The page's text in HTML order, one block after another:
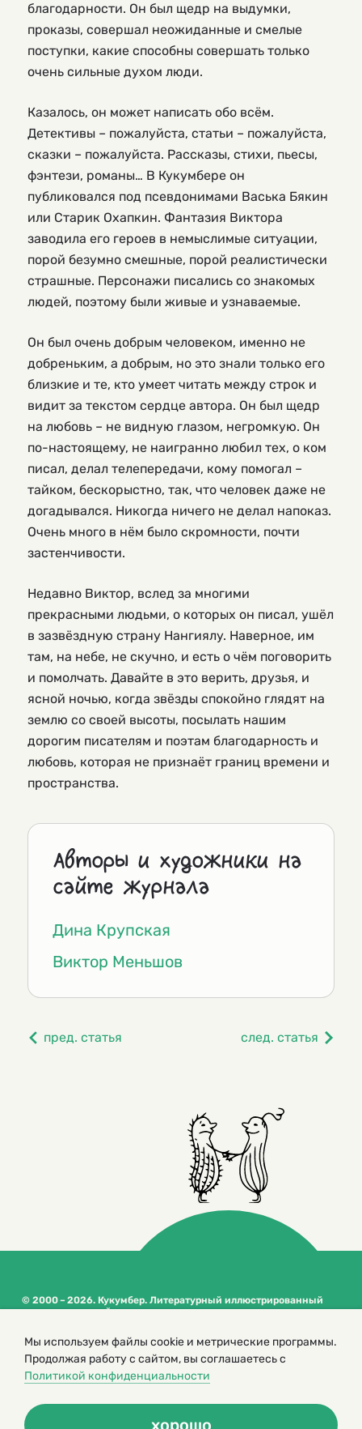
благодарности. Он был щедр на выдумки,
проказы, совершал неожиданные и смелые
поступки, какие способны совершать только
очень сильные духом люди.
Казалось, он может написать обо всём.
Детективы – пожалуйста, статьи – пожалуйста,
сказки – пожалуйста. Рассказы, стихи, пьесы,
фэнтези, романы… В Кукумбере он
публиковался под псевдонимами Васька Бякин
или Старик Охапкин. Фантазия Виктора
заводила его героев в немыслимые ситуации,
порой безумно смешные, порой реалистически
страшные. Персонажи писались со знакомых
людей, поэтому были живые и узнаваемые.
Он был очень добрым человеком, именно не
добреньким, а добрым, но это знали только его
близкие и те, кто умеет читать между строк и
видит за текстом сердце автора. Он был щедр
на любовь – не видную глазом, негромкую. Он
по-настоящему, не наигранно любил тех, о ком
писал, делал телепередачи, кому помогал –
тайком, бескорыстно, так, что человек даже не
догадывался. Никогда ничего не делал напоказ.
Очень много в нём было скромности, почти
застенчивости.
Недавно Виктор, вслед за многими
прекрасными людьми, о которых он писал, ушёл
в зазвёздную страну Нангиялу. Наверное, им
там, на небе, не скучно, и есть о чём поговорить
и помолчать. Давайте в это верить, друзья, и
ясной ночью, когда звёзды спокойно глядят на
землю со своей высоты, посылать нашим
дорогим писателям и поэтам благодарность и
любовь, которая не признаёт границ времени и
пространства.
Авторы и художники на
сайте журнала
Дина Крупская
Виктор Меньшов
пред. статья след. статья
© 2000 – 2026. Кукумбер. Литературный иллюстрированный
журнал для детей
сайта
Политика конфиденциальности
Мы используем файлы cookie и метрические программы.
Продолжая работу с сайтом, вы соглашаетесь с
Политикой конфиденциальности
хорошо